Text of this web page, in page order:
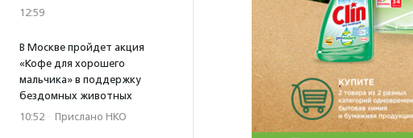
12:59
В Москве пройдет акция
«Кофе для хорошего
мальчика» в поддержку
бездомных животных
10:52 · Прислано НКО